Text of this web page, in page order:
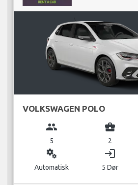
VOLKSWAGEN POLO
group
5
business_center
2
miscellaneous_services
Automatisk
login
5 Dør